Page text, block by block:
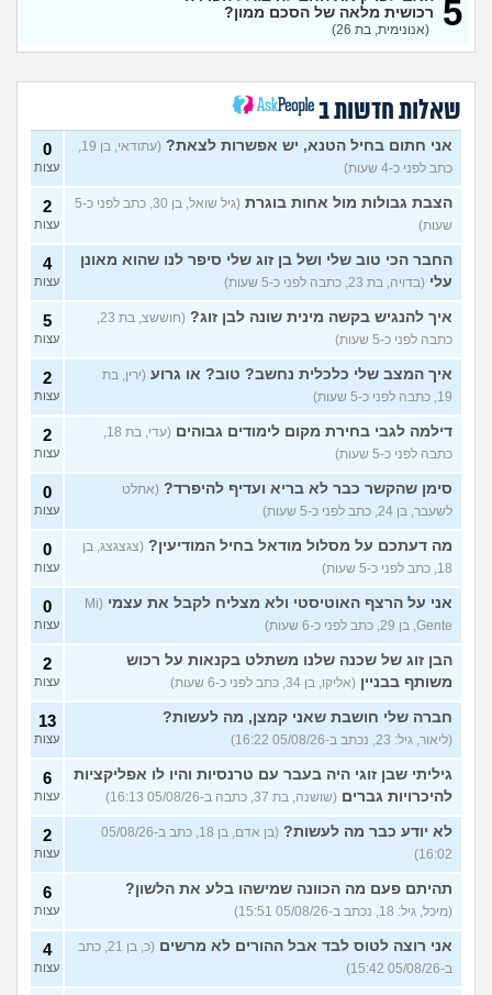
90)
מרגיש תקוע במקום מבחינת
עבודה והחיים (עוד אחד, בן 31) עצות
איך לעזאזל בעל עסק יכול
לעשות פה כסף?
(סתםאחד, בן
22)
איך להרוויח הרבה כסף?
(Lisa,
בן 22)
4
עצות
איך אני יכול להתעשר על ידי
הקמת עסק בעצמי מאפס?
(Alisa, בת 20)
4
עצות
אוהב לבזבז יותר מידי, זה
בעייתי לחיות ככה? (אוהב לבזבז,
4
עצות
האם כדאי למכור את הקרן
כספית קסם אקטיב אירו?
(יפה, בת 31)
9
עצות
תשלום טיפ בקופה - זה הגיוני?
(menahem, בן 21)
4
אמורה לקבל ירושה, מה לעשות
עם הכסף?
(אנונימית, בת 24)
10
עצות
מרגישה בתחתית כלכלית,
בעבודה בהכל יש לי סיבה?
(עמית, בת 24)
18
עצות
אם אני מוריד את המשוואה של
ההשוואה בצד האם אני ואישתי
במצב טוב?
(ריי מסטיריו, בן
5
עוד שאלות חדשות במדור
5
רכושית מלאה של הסכם ממון?
(אנונימית, בת 26)
שאלות חדשות ב
אני חתום בחיל הטנא, יש אפשרות לצאת?
כתב לפני כ-4 שעות)
0
עצות
הצבת גבולות מול אחות בוגרת
(גיל שואל, בן 30, כתב לפני כ-5
שעות)
2
עצות
החבר הכי טוב שלי ושל בן זוג שלי סיפר לנו שהוא מאונן
עלי (בדויה, בת 23, כתבה לפני כ-5 שעות)
4
עצות
איך להנגיש בקשה מינית שונה לבן זוג?
כתבה לפני כ-5 שעות)
5
עצות
איך המצב שלי כלכלית נחשב? טוב? או גרוע (ירין, בת
19, כתבה לפני כ-5 שעות)
2
עצות
דילמה לגבי בחירת מקום לימודים גבוהים
כתבה לפני כ-5 שעות)
2
עצות
סימן שהקשר כבר לא בריא ועדיף להיפרד? (אתלט
לשעבר, בן 24, כתב לפני כ-5 שעות)
0
עצות
מה דעתכם על מסלול מודאל בחיל המודיעין? (צגצגצג, בן
18, כתב לפני כ-5 שעות)
0
עצות
אני על הרצף האוטיסטי ולא מצליח לקבל את עצמי
(Mi
Gente, בן 29, כתב לפני כ-6 שעות)
0
עצות
הבן זוג של שכנה שלנו משתלט בקנאות על רכוש
משותף בבניין (אליקו, בן 34, כתב לפני כ-6 שעות)
2
עצות
חברה שלי חושבת שאני קמצן, מה לעשות?
(ליאור, גיל: 23, נכתב ב-05/08/26 16:22)
13
עצות
גיליתי שבן זוגי היה בעבר עם טרנסיות והיו לו אפליקציות
להיכרויות גברים (שושנה, בת 37, כתבה ב-05/08/26 16:13)
6
עצות
לא יודע כבר מה לעשות?
(בן אדם, בן 18, כתב ב-05/08/26
16:02)
2
עצות
תהיתם פעם מה הכוונה שמישהו בלע את הלשון?
(מיכל, גיל: 18, נכתב ב-05/08/26 15:51)
6
עצות
אני רוצה לטוס לבד אבל ההורים לא מרשים
(כ, בן 21, כתב
ב-05/08/26 15:42)
4
עצות